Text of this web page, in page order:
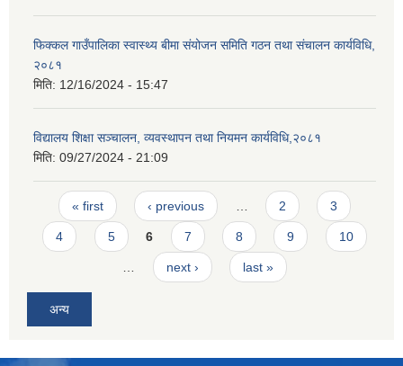
फिक्कल गाउँपालिका स्वास्थ्य बीमा संयोजन समिति गठन तथा संचालन कार्यविधि,
२०८१
मिति: 12/16/2024 - 15:47
विद्यालय शिक्षा सञ्चालन, व्यवस्थापन तथा नियमन कार्यविधि,२०८१
मिति: 09/27/2024 - 21:09
Pages
« first ‹ previous … 2 3
4 5 6 7 8 9 10
… next › last »
अन्य